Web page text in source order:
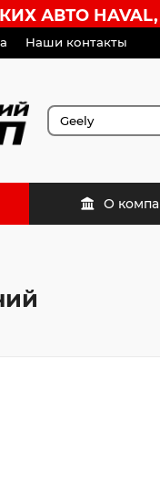
HAVAL,
Наши контакты
О